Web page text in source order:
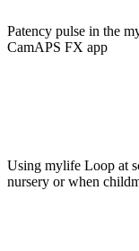
Patency pulse in the
CamAPS FX app
Using mylife Loop at
nursery or when